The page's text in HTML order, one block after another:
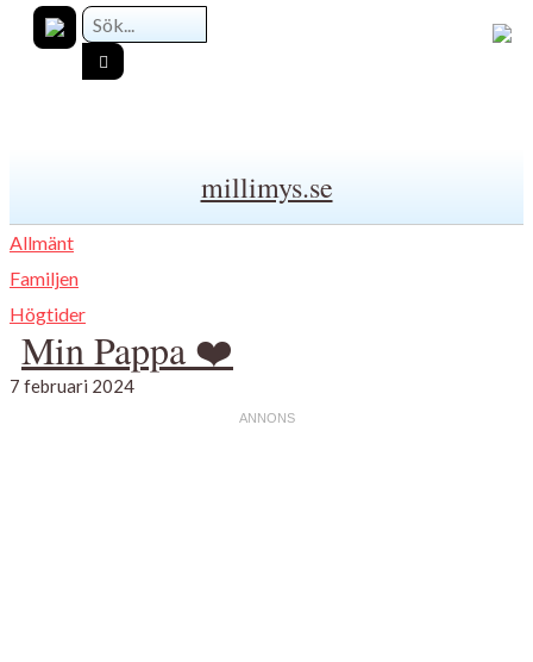
millimys.se
Allmänt
Familjen
Högtider
Min Pappa ❤️
7 februari 2024